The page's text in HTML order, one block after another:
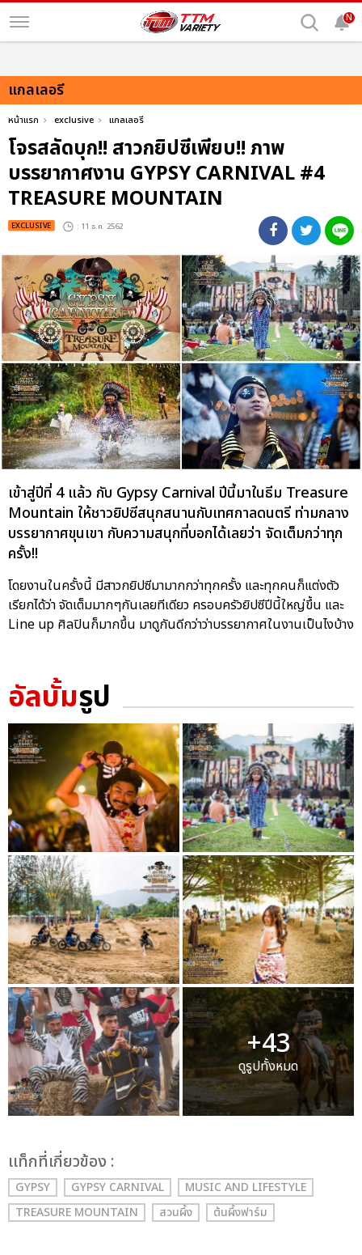
N
แกลเลอรี
หน้าแรก exclusive แกลเลอรี
โจรสลัดบุก!! สาวกยิปซีเพียบ!! ภาพ
บรรยากาศงาน GYPSY CARNIVAL #4
TREASURE MOUNTAIN
EXCLUSIVE : 11 ธ.ค. 2562
เข้าสู่ปีที่ 4 แล้ว กับ Gypsy Carnival ปีนี้มาในธีม Treasure
Mountain ให้ชาวยิปซีสนุกสนานกับเทศกาลดนตรี ท่ามกลาง
บรรยากาศขุนเขา กับความสนุกที่บอกได้เลยว่า จัดเต็มกว่าทุก
ครั้ง!!
โดยงานในครั้งนี้ มีสาวกยิปซีมามากกว่าทุกครั้ง และทุกคนก็แต่งตัว
เรียกได้ว่า จัดเต็มมากๆกันเลยทีเดียว ครอบครัวยิปซีปีนี้ใหญ่ขึ้น และ
Line up ศิลปินก็มากขึ้น มาดูกันดีกว่าว่าบรรยากาศในงานเป็นไงบ้าง
อัลบั้มรูป
+43
ดูรูปทั้งหมด
เเท็กที่เกี่ยวข้อง :
GYPSY GYPSY CARNIVAL
MUSIC AND LIFESTYLE
TREASURE MOUNTAIN
สวนผึ้ง ต้นผึ้งฟาร์ม